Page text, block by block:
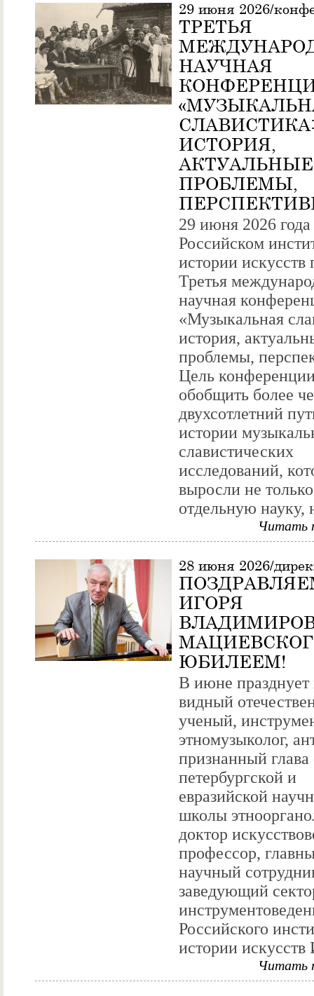
29 июня 2026/
ТРЕТЬЯ
НАУЧНАЯ
ИСТОРИЯ,
АКТУАЛЬНЫЕ
ПРОБЛЕМЫ,
29 июня 2026 года
Российском
истории искусств
Третья
научная
«Музыкальная
история,
проблемы,
Цель
обобщить более
двухсотлетний
истории
славистических
исследований,
выросли не
отдельную науку,
Читать
28 июня 2026/
ИГОРЯ
ЮБИЛЕЕМ!
В июне
видный
ученый,
этномузыколог,
признанный глава
петербургской и
евразийской
школы
доктор
профессор,
научный
заведующий
Российского
истории искусств
Читать